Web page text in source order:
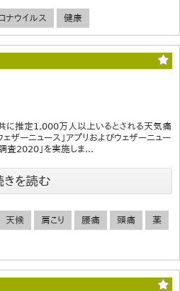
ナウイルス 健康
共に推定1,000万人以上いるとされる天気痛
ザーニュース」アプリおよびウェザーニュー
査2020」を実施しま...
きを読む
天候 肩こり 腰痛 頭痛 薬